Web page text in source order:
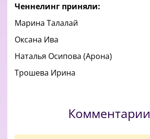
Ченнелинг приняли:
Марина Талалай
Оксана Ива
Наталья Осипова (Арона)
Трошева Ирина
Комментарии